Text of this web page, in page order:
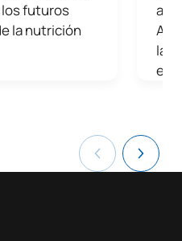
los futuros
la nutrición
la